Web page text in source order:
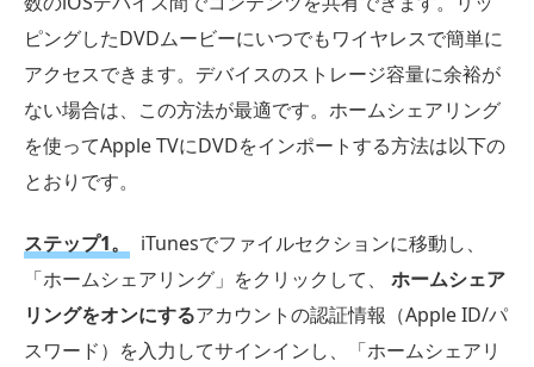
ピングしたDVDムービーにいつでもワイヤレスで簡単に
アクセスできます。デバイスのストレージ容量に余裕が
ない場合は、この方法が最適です。ホームシェアリング
を使ってApple TVにDVDをインポートする方法は以下の
とおりです。
ステップ1。
iTunesでファイルセクションに移動し、
「ホームシェアリング」をクリックして、 ホームシェア
リングをオンにするアカウントの認証情報（Apple ID/パ
スワード）を入力してサインインし、「ホームシェアリ